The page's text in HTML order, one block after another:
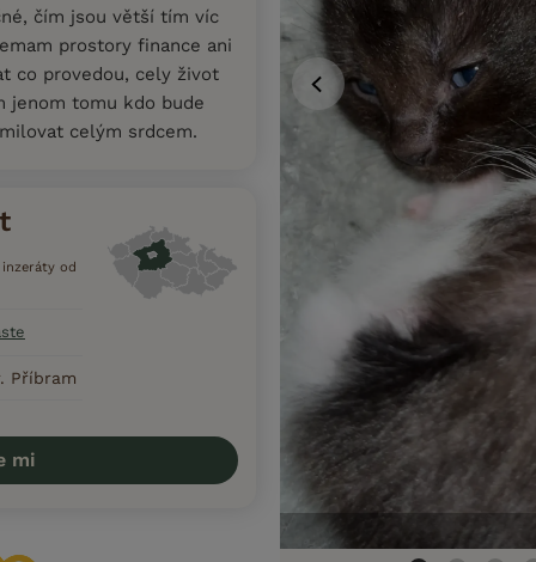
čím jsou větší tím víc
prostory finance ani
co provedou, cely život
jenom tomu kdo bude
celým srdcem.
inzeráty od
Příbram
mi